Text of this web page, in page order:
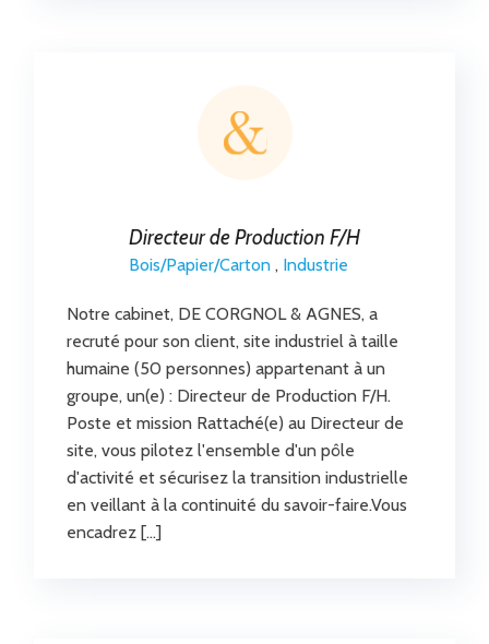
Directeur de Production F/H
Bois/Papier/Carton , Industrie
Notre cabinet, DE CORGNOL & AGNES, a
recruté pour son client, site industriel à taille
humaine (50 personnes) appartenant à un
groupe, un(e) : Directeur de Production F/H.
Poste et mission Rattaché(e) au Directeur de
site, vous pilotez l'ensemble d'un pôle
d'activité et sécurisez la transition industrielle
en veillant à la continuité du savoir-faire.Vous
encadrez […]